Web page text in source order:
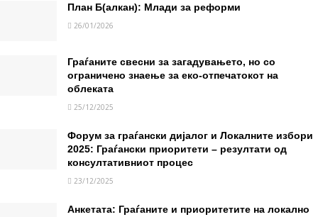
План Б(алкан): Млади за реформи
26/01/2026
Граѓаните свесни за загадувањето, но со
ограничено знаење за еко-отпечатокот на
облеката
25/12/2025
Форум за граѓански дијалог и Локалните избори
2025: Граѓански приоритети – резултати од
консултативниот процес
23/12/2025
Анкетата: Граѓаните и приоритетите на локално